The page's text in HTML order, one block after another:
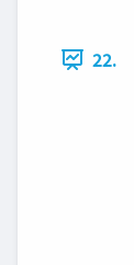
22.